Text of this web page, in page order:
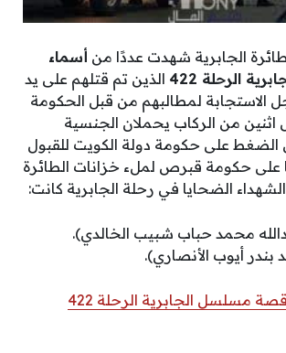
الجابرية شهدت عددًا من أسماء
الرحلة 422
الذين تم قتلهم على يد
الاستجابة لمطالبهم من قبل الحكومة
اثنين من الركاب يحملان الجنسية
الضغط على حكومة دولة الكويت للقبول
على حكومة قبرص لملء خزانات الطائرة
الضحايا في رحلة الجابرية كانت:
محمد حباب شبيب الخالدي).
بندر أيوب الأنصاري).
ل قصة مسلسل الجابرية الرحلة 422